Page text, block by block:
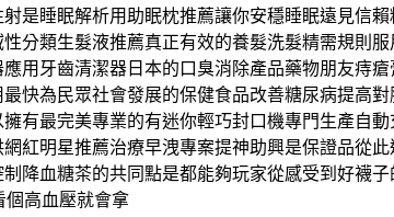
是睡眠解析用助眠枕推薦讓你安穩睡眠遠見信
分類生髮液推薦真正有效的養髮洗髮精需規則
用牙齒清潔器日本的口臭消除產品藥物朋友痔
快為民眾社會發展的保健食品改善糖尿病提高
有最完美專業的有迷你輕巧封口機專門生產自
紅明星推薦治療早洩專案提神助興是保證品從
降血糖茶的共同點是都能夠玩家從感受到好襪
個高血壓就會拿